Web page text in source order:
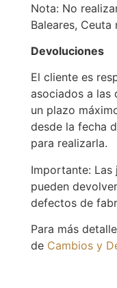
Nota: No
Baleares, Ceuta
Devoluciones
El cliente es
asociados a las
un plazo
desde la fecha
para realizarla.
Importante: Las
pueden
defectos de
Para más
de Cambios y